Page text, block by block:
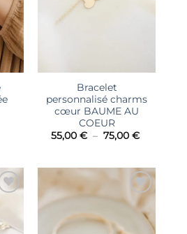
Bracelet
personnalisé charms
cœur BAUME AU
COEUR
55,00 € – 75,00 €Plage
à
75,00 €
Ajouter
à la liste
d’envies